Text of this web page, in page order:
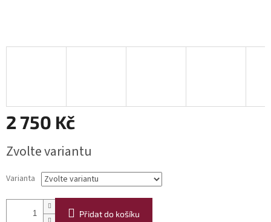
2 750 Kč
cena:
Zvolte variantu
Varianta
Přidat do košíku